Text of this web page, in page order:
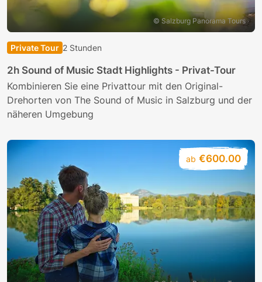
© Salzburg Panorama Tours
Private Tour 2 Stunden
2h Sound of Music Stadt Highlights - Privat-Tour
Kombinieren Sie eine Privattour mit den Original-
Drehorten von The Sound of Music in Salzburg und der
näheren Umgebung
ab €600.00